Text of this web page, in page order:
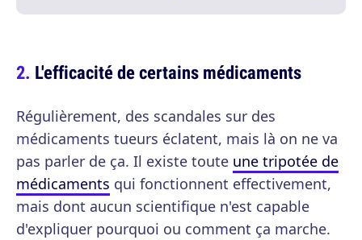
L'efficacité de certains médicaments
Régulièrement, des scandales sur des
médicaments tueurs éclatent, mais là on ne va
pas parler de ça. Il existe toute une tripotée de
médicaments qui fonctionnent effectivement,
mais dont aucun scientifique n'est capable
d'expliquer pourquoi ou comment ça marche.